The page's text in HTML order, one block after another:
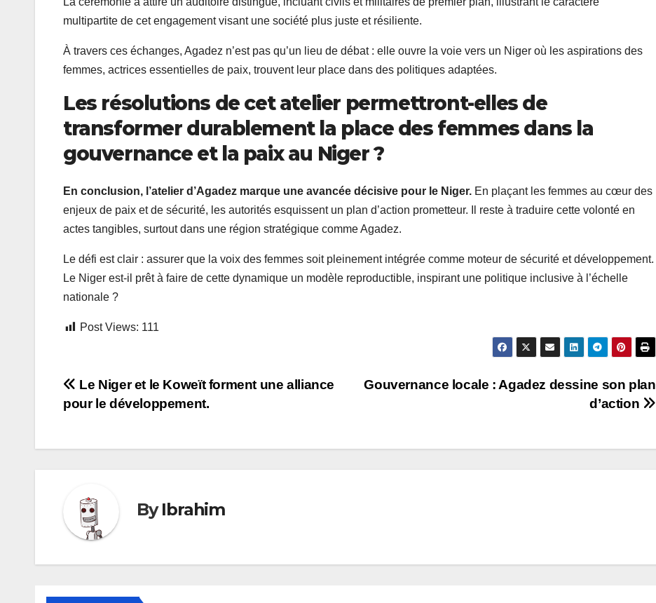
multipartite de cet engagement visant une société plus juste et résiliente.
À travers ces échanges, Agadez n’est pas qu’un lieu de débat : elle ouvre la voie vers un Niger où les aspirations des
femmes, actrices essentielles de paix, trouvent leur place dans des politiques adaptées.
Les résolutions de cet atelier permettront-elles de
transformer durablement la place des femmes dans la
gouvernance et la paix au Niger ?
En conclusion, l’atelier d’Agadez marque une avancée décisive pour le Niger. En plaçant les femmes au cœur des
enjeux de paix et de sécurité, les autorités esquissent un plan d’action prometteur. Il reste à traduire cette volonté en
actes tangibles, surtout dans une région stratégique comme Agadez.
Le défi est clair : assurer que la voix des femmes soit pleinement intégrée comme moteur de sécurité et développement.
Le Niger est-il prêt à faire de cette dynamique un modèle reproductible, inspirant une politique inclusive à l’échelle
nationale ?
Post Views: 111
Navigation
de
l’article
Gouvernance locale : Agadez dessine son plan
d’action
Le Niger et le Koweït forment une alliance
pour le développement.
ByIbrahim